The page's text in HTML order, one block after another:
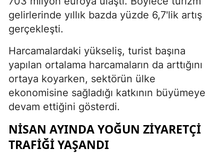
gelirlerinde yıllık bazda yüzde 6,7'lik artış
gerçekleşti.
Harcamalardaki yükseliş, turist başına
yapılan ortalama harcamaların da arttığını
ortaya koyarken, sektörün ülke
ekonomisine sağladığı katkının büyümeye
devam ettiğini gösterdi.
NISAN AYINDA YOĞUN ZIYARETÇI
TRAFIĞI YAŞANDI